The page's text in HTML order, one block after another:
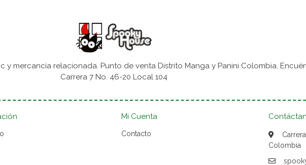
y mercancía relacionada. Punto de venta Distrito Manga y Panini Colombia.
Carrera 7 No. 46-20 Local 104
Mi Cuenta
Contacto
Colombia